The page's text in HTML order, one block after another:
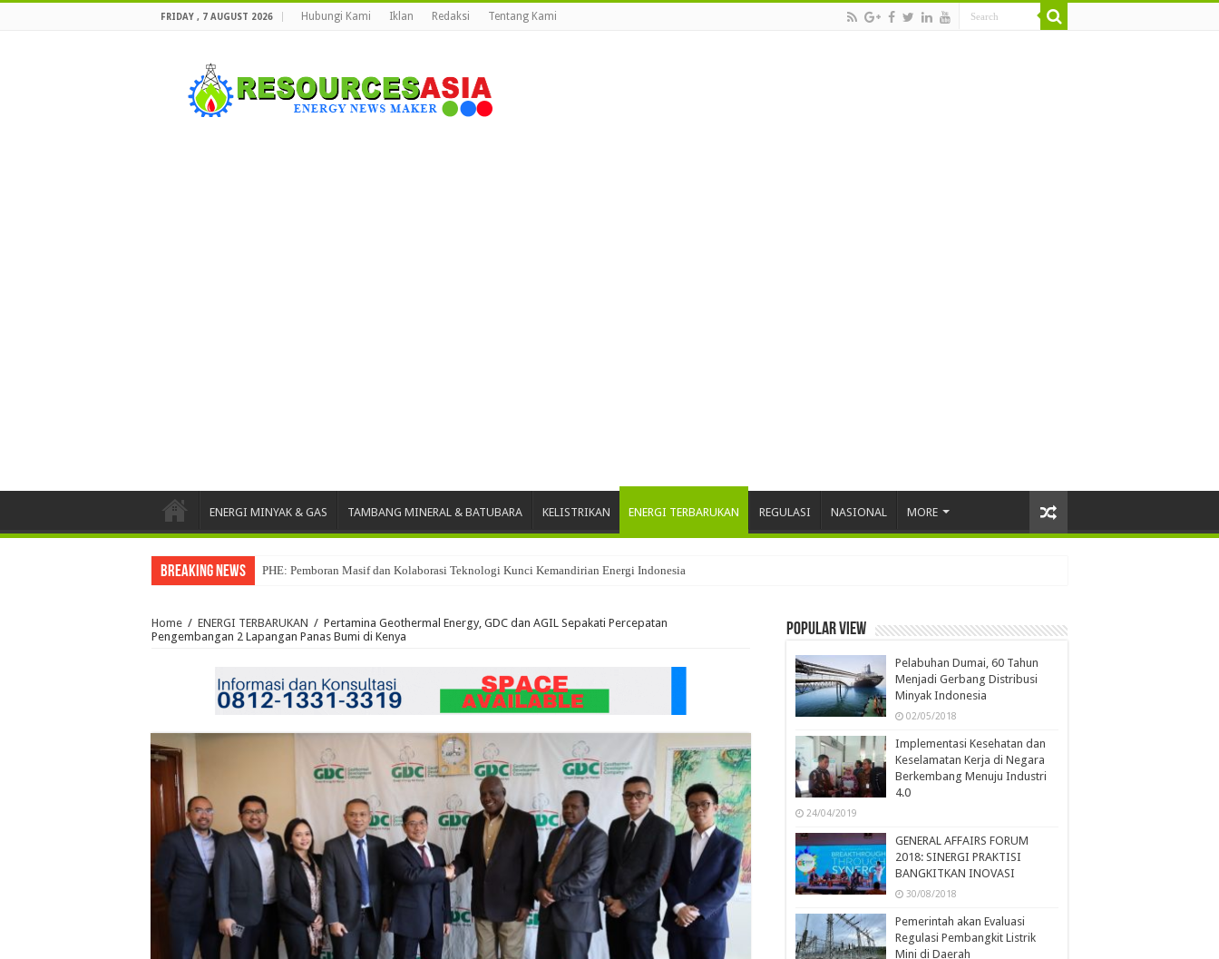
FRIDAY , 7 AUGUST 2026 Hubungi Kami Iklan Redaksi Tentang Kami
ENERGI MINYAK & GAS TAMBANG MINERAL & BATUBARA KELISTRIKAN ENERGI TERBARUKAN REGULASI NASIONAL MORE
Breaking News Pertamina Drilling Raih Penghargaan CSR Award 2026
Home / ENERGI TERBARUKAN / Pertamina Geothermal Energy, GDC dan AGIL Sepakati Percepatan
Pengembangan 2 Lapangan Panas Bumi di Kenya
Popular view
Pelabuhan Dumai, 60 Tahun
Menjadi Gerbang Distribusi
Minyak Indonesia
02/05/2018
Implementasi Kesehatan dan
Keselamatan Kerja di Negara
Berkembang Menuju Industri
4.0
24/04/2019
GENERAL AFFAIRS FORUM
2018: SINERGI PRAKTISI
BANGKITKAN INOVASI
30/08/2018
Pemerintah akan Evaluasi
Regulasi Pembangkit Listrik
Mini di Daerah